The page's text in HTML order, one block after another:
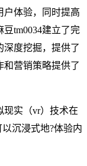
户体验，同时提高
tm0034建立了完
深度挖掘，提供了
和营销策略提供了
现实（vr）技术在
沉浸式地?体验内